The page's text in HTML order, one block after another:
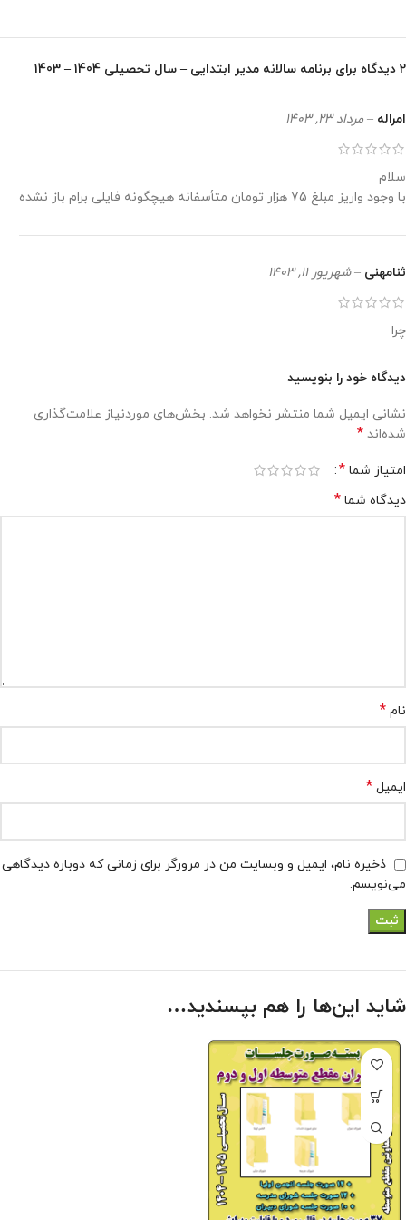
2 دیدگاه برای برنامه سالانه مدیر ابتدایی – سال تحصیلی 1404 – 1403
امراله – مرداد 23, 1403
سلام
با وجود واریز مبلغ 75 هزار تومان متأسفانه هیچگونه فایلی برام باز نشده
ثنامهنی – شهریور 11, 1403
چرا
دیدگاه خود را بنویسید
نشانی ایمیل شما منتشر نخواهد شد. بخش‌های موردنیاز علامت‌گذاری
شده‌اند *
امتیاز شما *
دیدگاه شما *
نام *
ایمیل *
ذخیره نام، ایمیل و وبسایت من در مرورگر برای زمانی که دوباره دیدگاهی
می‌نویسم.
شاید این‌ها را هم بپسندید…